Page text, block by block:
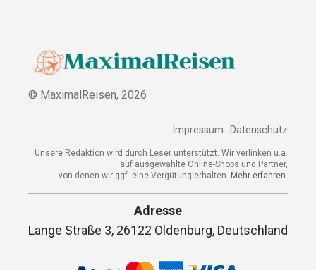
© MaximalReisen, 2026
Impressum Datenschutz
Unsere Redaktion wird durch Leser unterstützt. Wir verlinken u.a.
auf ausgewählte Online-Shops und Partner,
von denen wir ggf. eine Vergütung erhalten. Mehr erfahren.
Adresse
Lange Straße 3, 26122 Oldenburg, Deutschland